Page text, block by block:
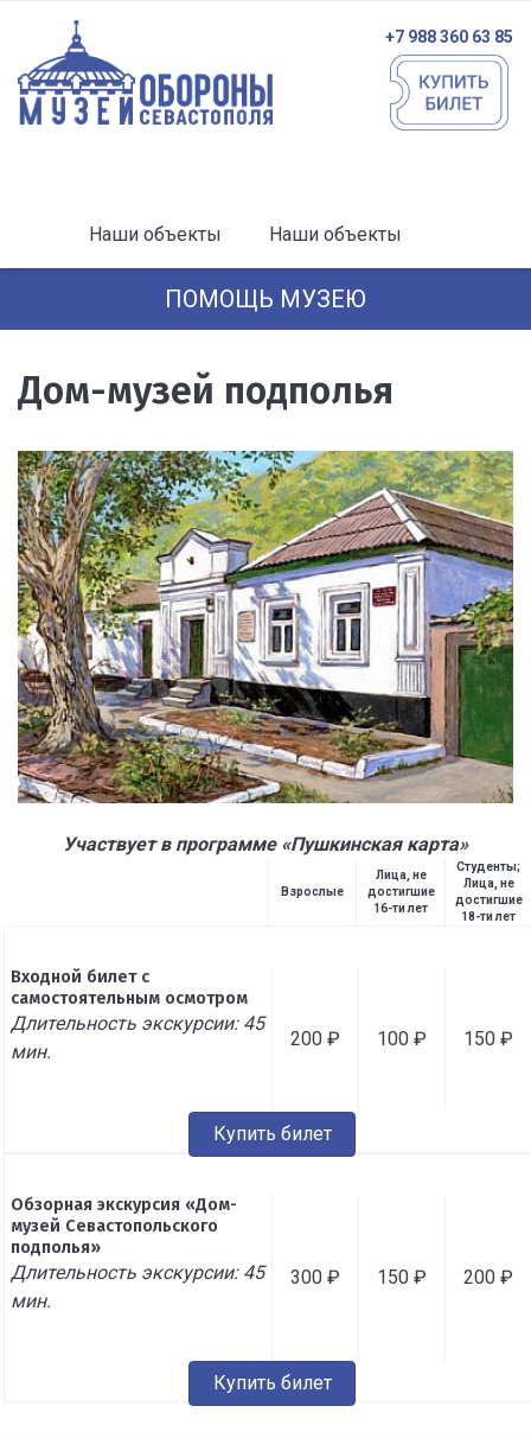
+7 988 360 63 85
Наши объекты Наши объекты
ПОМОЩЬ МУЗЕЮ
Дом-музей подполья
Участвует в программе «Пушкинская карта»
Взрослые
Лица, не
достигшие
16-ти лет
Студенты;
Лица, не
достигшие
18-ти лет
Входной билет с
самостоятельным осмотром
Длительность экскурсии: 45
мин.
200 ₽ 100 ₽ 150 ₽
Купить билет
Обзорная экскурсия «Дом-
музей Севастопольского
подполья»
Длительность экскурсии: 45
мин.
300 ₽ 150 ₽ 200 ₽
Купить билет